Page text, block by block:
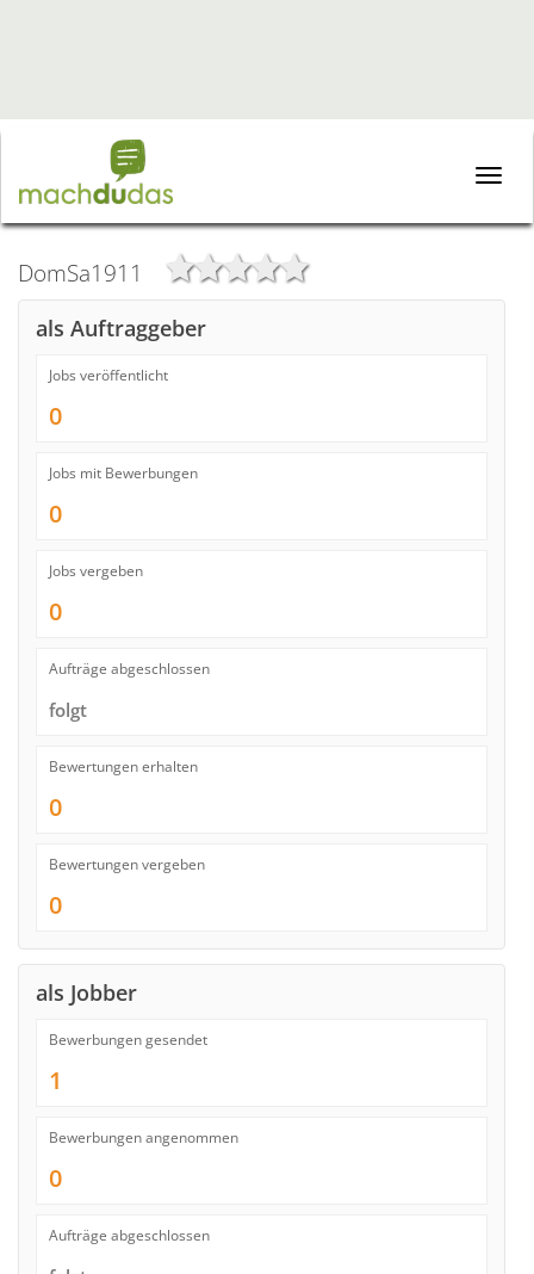
Toggle
DomSa1911
als Auftraggeber
Jobs veröffentlicht
0
Jobs mit Bewerbungen
0
Jobs vergeben
0
Aufträge abgeschlossen
folgt
Bewertungen erhalten
0
Bewertungen vergeben
0
als Jobber
Bewerbungen gesendet
1
Bewerbungen angenommen
0
Aufträge abgeschlossen